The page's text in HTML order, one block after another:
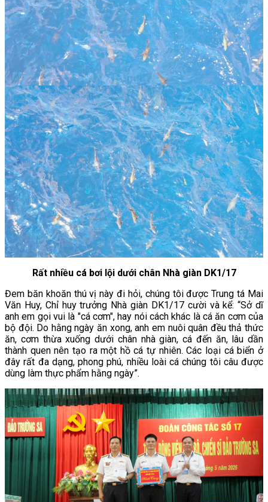
Rất nhiều cá bơi lội dưới chân Nhà giàn DK1/17
Đem băn khoăn thú vị này đi hỏi, chúng tôi được Trung tá Mai
Văn Huy, Chỉ huy trưởng Nhà giàn DK1/17 cười và kể: “Sở dĩ
anh em gọi vui là "cá cơm", hay nói cách khác là cá ăn cơm của
bộ đội. Do hằng ngày ăn xong, anh em nuôi quân đều thả thức
ăn, cơm thừa xuống dưới chân nhà giàn, cá đến ăn, lâu dần
thành quen nên tạo ra một hồ cá tự nhiên. Các loại cá biển ở
đây rất đa dạng, phong phú, nhiều loài cá chúng tôi câu được
dùng làm thực phẩm hằng ngày”.